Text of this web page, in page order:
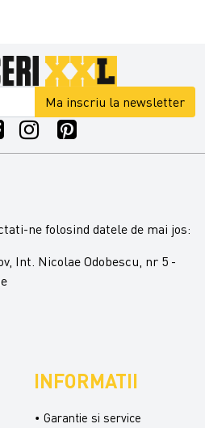
Ma inscriu la newsletter
ne folosind datele de mai jos:
Int. Nicolae Odobescu, nr 5 -
INFORMATII
Garantie si service